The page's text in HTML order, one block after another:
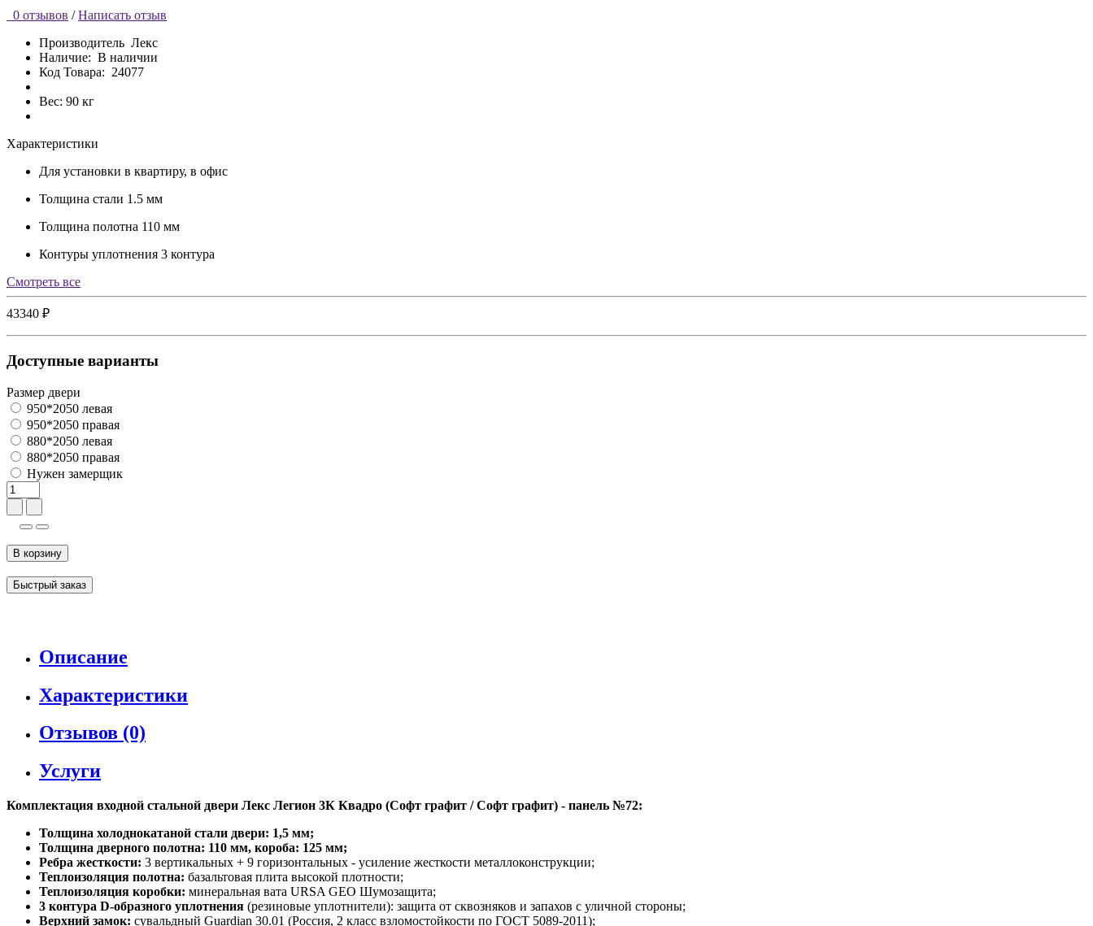
0 отзывов / Написать отзыв
Производитель Лекс
Наличие: В наличии
Код Товара: 24077
Вес: 90 кг
Характеристики
Для установки в квартиру, в офис
Толщина стали 1.5 мм
Толщина полотна 110 мм
Контуры уплотнения 3 контура
Cмотреть все
43340 ₽
Доступные варианты
Размер двери
950*2050 левая
950*2050 правая
880*2050 левая
880*2050 правая
Нужен замерщик
В корзину
Быстрый заказ
Описание
Характеристики
Отзывов (0)
Услуги
Комплектация входной стальной двери Лекс Легион 3К Квадро (Софт графит / Софт графит) - панель №72:
Толщина холоднокатаной стали двери: 1,5 мм;
Толщина дверного полотна: 110 мм, короба: 125 мм;
Ребра жесткости: 3 вертикальных + 9 горизонтальных - усиление жесткости металлоконструкции;
Теплоизоляция полотна: базальтовая плита высокой плотности;
Теплоизоляция коробки: минеральная вата URSA GEO Шумозащита;
3 контура D-образного уплотнения (резиновые уплотнители): защита от сквозняков и запахов с уличной стороны;
Верхний замок: сувальдный Guardian 30.01 (Россия, 2 класс взломостойкости по ГОСТ 5089-2011);